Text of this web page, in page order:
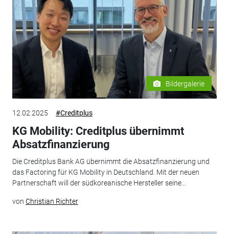
Bildergalerie
12.02.2025 #Creditplus
KG Mobility: Creditplus übernimmt
Absatzfinanzierung
Die Creditplus Bank AG übernimmt die Absatzfinanzierung und
das Factoring für KG Mobility in Deutschland. Mit der neuen
Partnerschaft will der südkoreanische Hersteller seine...
von Christian Richter